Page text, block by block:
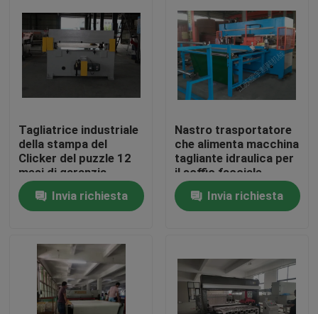
Giro della fabbrica
Controllo di qualità
Contattici
Richieda una citazione
Macchina tagliante della pressa idraulica
Tagliatrice idraulica del braccio dell'oscillazione
Tagliatrice industriale
della stampa del
Clicker del puzzle 12
mesi di garanzia
Invia richiesta
Nastro trasportatore
che alimenta macchina
tagliante idraulica per
il soffio facciale
polvere/della
mascheraInvia richiesta